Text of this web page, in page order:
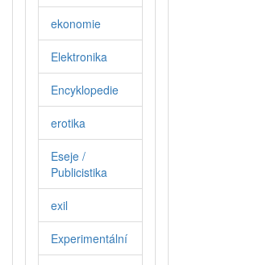
ekonomie
Elektronika
Encyklopedie
erotika
Eseje /
Publicistika
exil
Experimentální